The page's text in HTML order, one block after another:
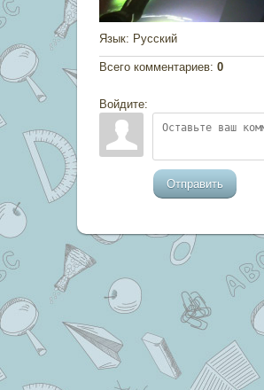
Язык: Русский
Всего комментариев: 0
Войдите:
Отправить